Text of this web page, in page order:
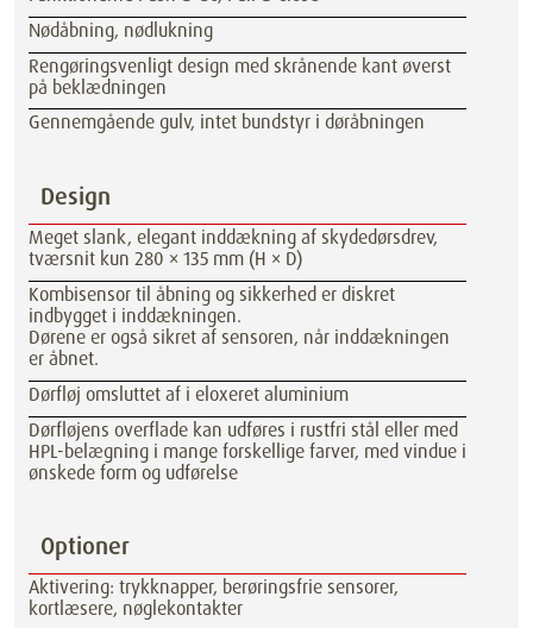
Nødåbning, nødlukning
Rengøringsvenligt design med skrånende kant øverst
på beklædningen
Gennemgående gulv, intet bundstyr i døråbningen
Design
Meget slank, elegant inddækning af skydedørsdrev,
tværsnit kun 280 × 135 mm (H × D)
Kombisensor til åbning og sikkerhed er diskret
indbygget i inddækningen.
Dørene er også sikret af sensoren, når inddækningen
er åbnet.
Dørfløj omsluttet af i eloxeret aluminium
Dørfløjens overflade kan udføres i rustfri stål eller med
HPL-belægning i mange forskellige farver, med vindue i
ønskede form og udførelse
Optioner
Aktivering: trykknapper, berøringsfrie sensorer,
kortlæsere, nøglekontakter